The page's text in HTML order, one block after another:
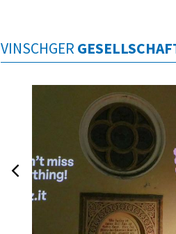
VINSCHGER